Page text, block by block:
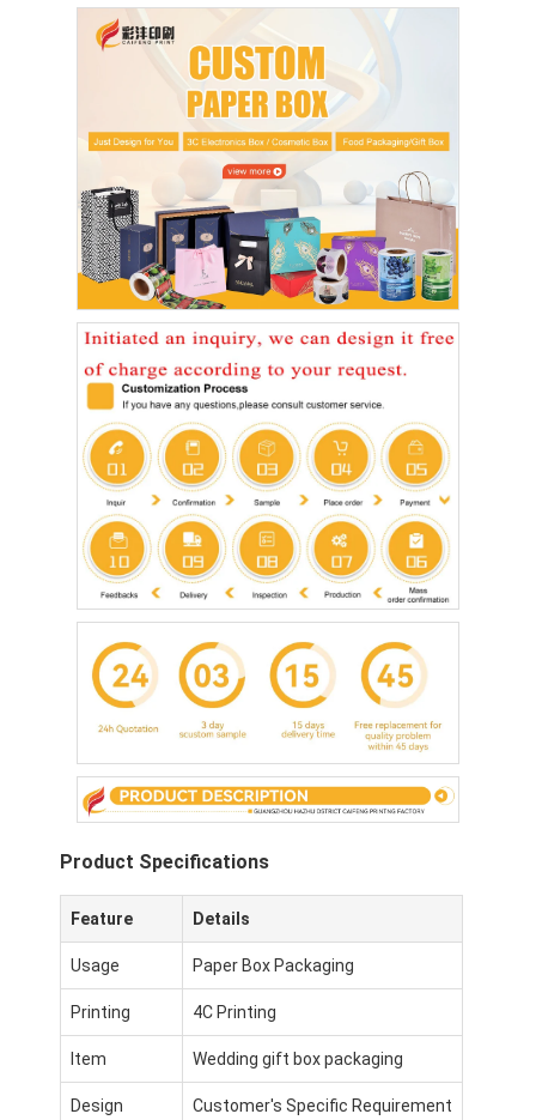
제품
우리 에 관한 것
Product Specifications
Feature Details
Usage Paper Box Packaging
Printing 4C Printing
Item Wedding gift box packaging
Design Customer's Specific Requirement